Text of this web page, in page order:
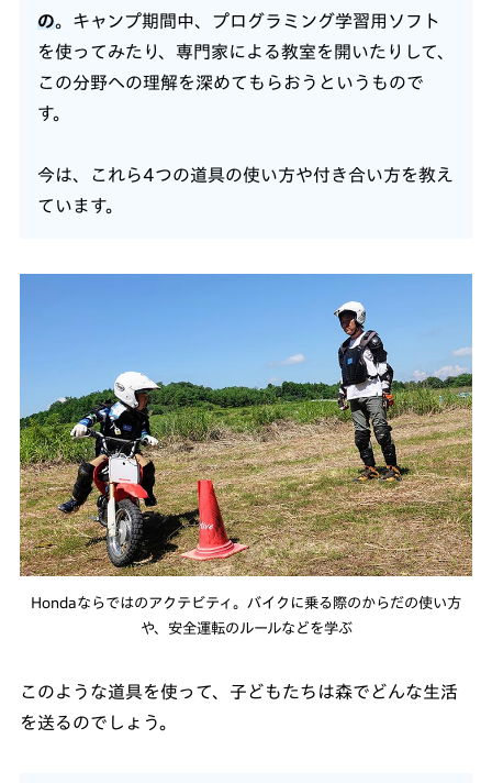
の。キャンプ期間中、プログラミング学習用ソフト
を使ってみたり、専門家による教室を開いたりして、
この分野への理解を深めてもらおうというもので
す。
今は、これら4つの道具の使い方や付き合い方を教え
ています。
Hondaならではのアクテビティ。バイクに乗る際のからだの使い方
や、安全運転のルールなどを学ぶ
このような道具を使って、子どもたちは森でどんな生活
を送るのでしょう。